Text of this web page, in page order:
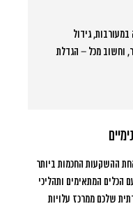
גידול
וחשוב מכל – הגדלת
ההשקעות החכמות ביותר
הצוות הנכון, עם הכלים המתאימים ותהליכי
שלכם ממרכז עלויות